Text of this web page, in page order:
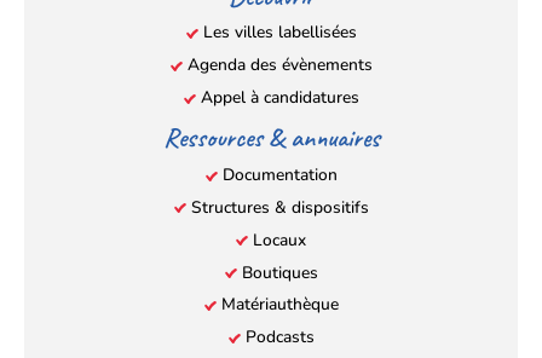
nouvel
onglet)
nouvel
onglet)
nouvel
onglet)
nouvel
onglet)
Les villes labellisées
Agenda des évènements
Appel à candidatures
Ressources & annuaires
Documentation
Structures & dispositifs
Locaux
Boutiques
Matériauthèque
Podcasts